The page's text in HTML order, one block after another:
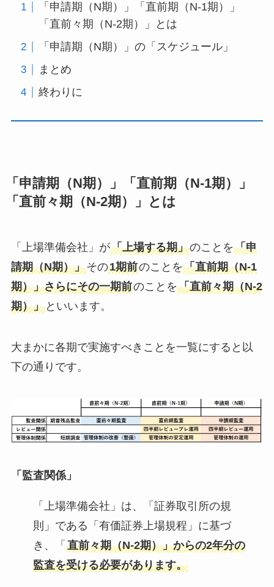
「申請期（N期）」「直前期（N-1期）」
「直前々期（N-2期）」とは
「申請期（N期）」の「スケジュール」
まとめ
終わりに
「申請期（N期）」「直前期（N-1期）」
「直前々期（N-2期）」とは
「上場準備会社」が「上場する期」のことを「申
請期（N期）」その1期前のことを「直前期（N-1
期）」さらにその一期前のことを「直前々期（N-2
期）」といいます。
大まかに各期で実施すべきことを一覧にすると以
下の通りです。
「監査関係」
「上場準備会社」は、「証券取引所の規
則」である「有価証券上場規程」に基づ
き、「 直前々期（N-2期）」からの2年分の
監査を受ける必要があります。